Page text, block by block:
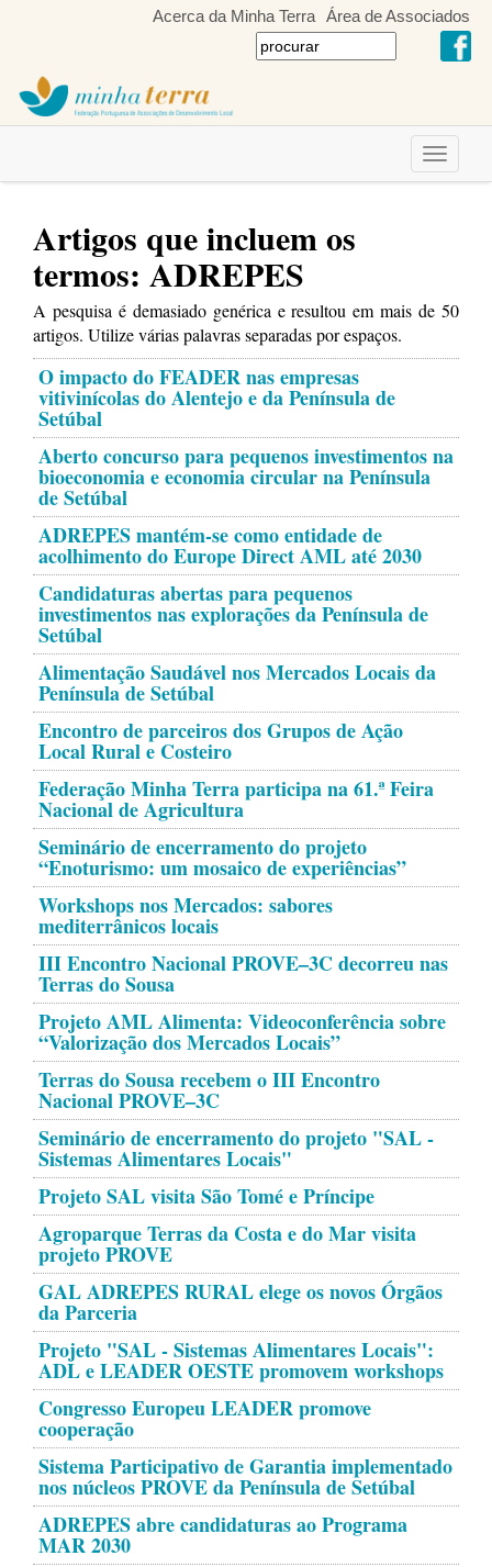
Acerca da Minha Terra Área de Associados
Toggle
Artigos que incluem os
termos: ADREPES
A pesquisa é demasiado genérica e resultou em mais de 50
artigos. Utilize várias palavras separadas por espaços.
O impacto do FEADER nas empresas
vitivinícolas do Alentejo e da Península de
Setúbal
Aberto concurso para pequenos investimentos na
bioeconomia e economia circular na Península
de Setúbal
ADREPES mantém-se como entidade de
acolhimento do Europe Direct AML até 2030
Candidaturas abertas para pequenos
investimentos nas explorações da Península de
Setúbal
Alimentação Saudável nos Mercados Locais da
Península de Setúbal
Encontro de parceiros dos Grupos de Ação
Local Rural e Costeiro
Federação Minha Terra participa na 61.ª Feira
Nacional de Agricultura
Seminário de encerramento do projeto
“Enoturismo: um mosaico de experiências”
Workshops nos Mercados: sabores
mediterrânicos locais
III Encontro Nacional PROVE–3C decorreu nas
Terras do Sousa
Projeto AML Alimenta: Videoconferência sobre
“Valorização dos Mercados Locais”
Terras do Sousa recebem o III Encontro
Nacional PROVE–3C
Seminário de encerramento do projeto "SAL -
Sistemas Alimentares Locais"
Projeto SAL visita São Tomé e Príncipe
Agroparque Terras da Costa e do Mar visita
projeto PROVE
GAL ADREPES RURAL elege os novos Órgãos
da Parceria
Projeto "SAL - Sistemas Alimentares Locais":
ADL e LEADER OESTE promovem workshops
Congresso Europeu LEADER promove
cooperação
Sistema Participativo de Garantia implementado
nos núcleos PROVE da Península de Setúbal
ADREPES abre candidaturas ao Programa
MAR 2030